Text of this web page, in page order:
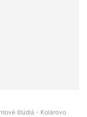
štúdiá - Kolárovo